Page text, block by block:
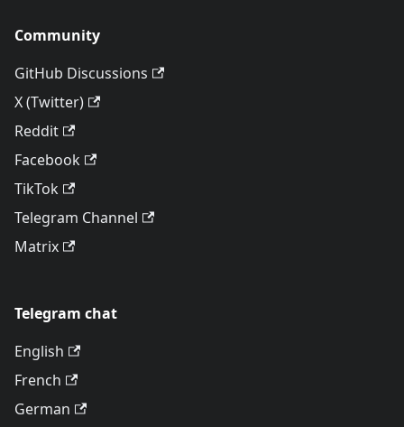
Community
GitHub Discussions
X (Twitter)
Reddit
Facebook
TikTok
Telegram Channel
Matrix
Telegram chat
English
French
German